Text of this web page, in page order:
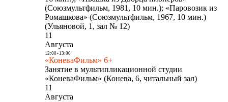
(Союзмультфильм, 1981, 10 мин.); «Паровозик из
Ромашкова» (Союзмультфильм, 1967, 10 мин.)
(Ульяновой, 1, зал № 12)
11
Августа
12:00- 13:00
«КоневаФильм» 6+
Занятие в мультипликационной студии
«КоневаФильм» (Конева, 6, читальный зал)
11
Августа